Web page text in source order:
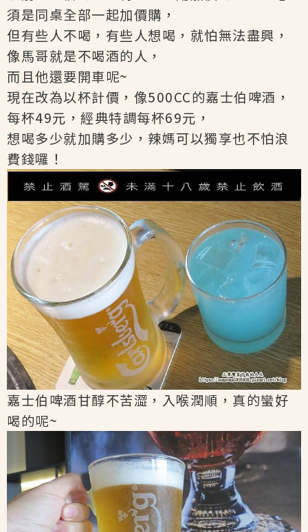
須是同桌全部一起加價購，
但有些人不喝，有些人想喝，就怕無法盡興，
像馬哥就是不喝酒的人，
而且他還要開車呢~
現在改為以杯計價，像500CC的嘉士伯啤酒，
每杯49元，經典特調每杯69元，
想喝多少就加購多少，辣媽可以獨享也不怕浪
費錢囉！
嘉士伯啤酒甘醇不苦澀，入喉潤順，真的蠻好
喝的呢~